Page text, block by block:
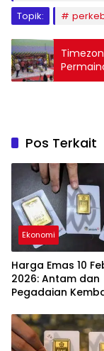
Topik:
Pos Terkait
Ekonomi
Harga Emas 10
2026: Antam dan
Pegadaian